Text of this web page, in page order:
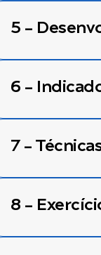
5 -
6 -
7 -
8 -